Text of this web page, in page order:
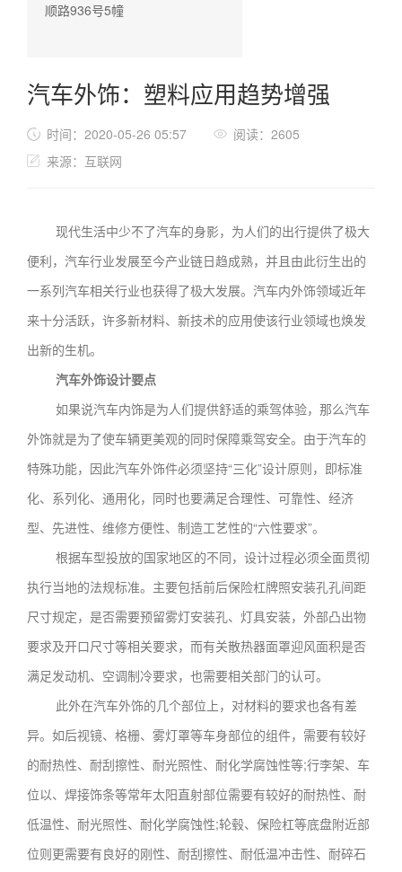
顺路936号5幢
汽车外饰：塑料应用趋势增强
时间：2020-05-26 05:57
阅读：2605
来源：互联网
现代生活中少不了汽车的身影，为人们的出行提供了极大
便利，汽车行业发展至今产业链日趋成熟，并且由此衍生出的
一系列汽车相关行业也获得了极大发展。汽车内外饰领域近年
来十分活跃，许多新材料、新技术的应用使该行业领域也焕发
出新的生机。
汽车外饰设计要点
如果说汽车内饰是为人们提供舒适的乘驾体验，那么汽车
外饰就是为了使车辆更美观的同时保障乘驾安全。由于汽车的
特殊功能，因此汽车外饰件必须坚持“三化”设计原则，即标准
化、系列化、通用化，同时也要满足合理性、可靠性、经济
型、先进性、维修方便性、制造工艺性的“六性要求”。
根据车型投放的国家地区的不同，设计过程必须全面贯彻
执行当地的法规标准。主要包括前后保险杠牌照安装孔孔间距
尺寸规定，是否需要预留雾灯安装孔、灯具安装，外部凸出物
要求及开口尺寸等相关要求，而有关散热器面罩迎风面积是否
满足发动机、空调制冷要求，也需要相关部门的认可。
此外在汽车外饰的几个部位上，对材料的要求也各有差
异。如后视镜、格栅、雾灯罩等车身部位的组件，需要有较好
的耐热性、耐刮擦性、耐光照性、耐化学腐蚀性等;行李架、车
位以、焊接饰条等常年太阳直射部位需要有较好的耐热性、耐
低温性、耐光照性、耐化学腐蚀性;轮毂、保险杠等底盘附近部
位则更需要有良好的刚性、耐刮擦性、耐低温冲击性、耐碎石